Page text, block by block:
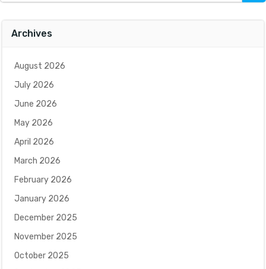
Archives
August 2026
July 2026
June 2026
May 2026
April 2026
March 2026
February 2026
January 2026
December 2025
November 2025
October 2025